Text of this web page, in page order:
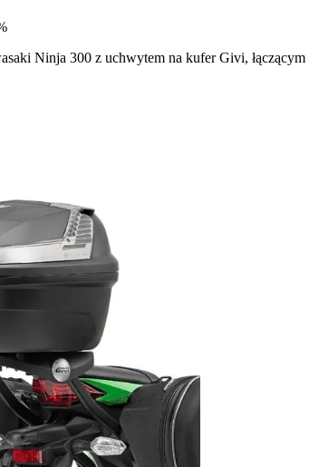
Ninja 300 z uchwytem na kufer Givi,